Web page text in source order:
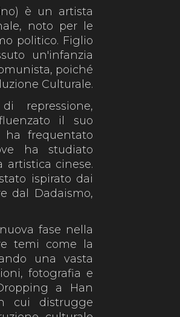
è un artista
noto per le
politico. Figlio
un'infanzia
poiché
Culturale.
repressione,
il suo
ha frequentato
ha studiato
artistica cinese.
ispirato dai
dal Dadaismo,
fase nella
temi come la
una vasta
fotografia e
a Han
cui distrugge